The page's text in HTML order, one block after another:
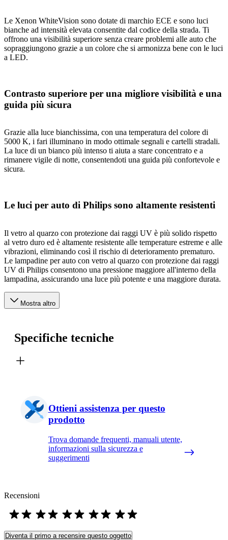
Le Xenon WhiteVision sono dotate di marchio ECE e sono luci
bianche ad intensità elevata consentite dal codice della strada. Ti
offrono una visibilità superiore senza creare problemi alle auto che
sopraggiungono grazie a un colore che si armonizza bene con le luci
a LED.
Contrasto superiore per una migliore visibilità e una
guida più sicura
Grazie alla luce bianchissima, con una temperatura del colore di
5000 K, i fari illuminano in modo ottimale segnali e cartelli stradali.
La luce di un bianco più intenso ti aiuta a stare concentrato e a
rimanere vigile di notte, consentendoti una guida più confortevole e
sicura.
Le luci per auto di Philips sono altamente resistenti
Il vetro al quarzo con protezione dai raggi UV è più solido rispetto
al vetro duro ed è altamente resistente alle temperature estreme e alle
vibrazioni, eliminando così il rischio di deterioramento prematuro.
Le lampadine per auto con vetro al quarzo con protezione dai raggi
UV di Philips consentono una pressione maggiore all'interno della
lampadina, assicurando una luce più potente e una maggiore durata.
Mostra altro
Specifiche tecniche
Ottieni assistenza per questo
prodotto
Trova domande frequenti, manuali utente,
informazioni sulla sicurezza e
suggerimenti
Recensioni
Diventa il primo a recensire questo oggetto